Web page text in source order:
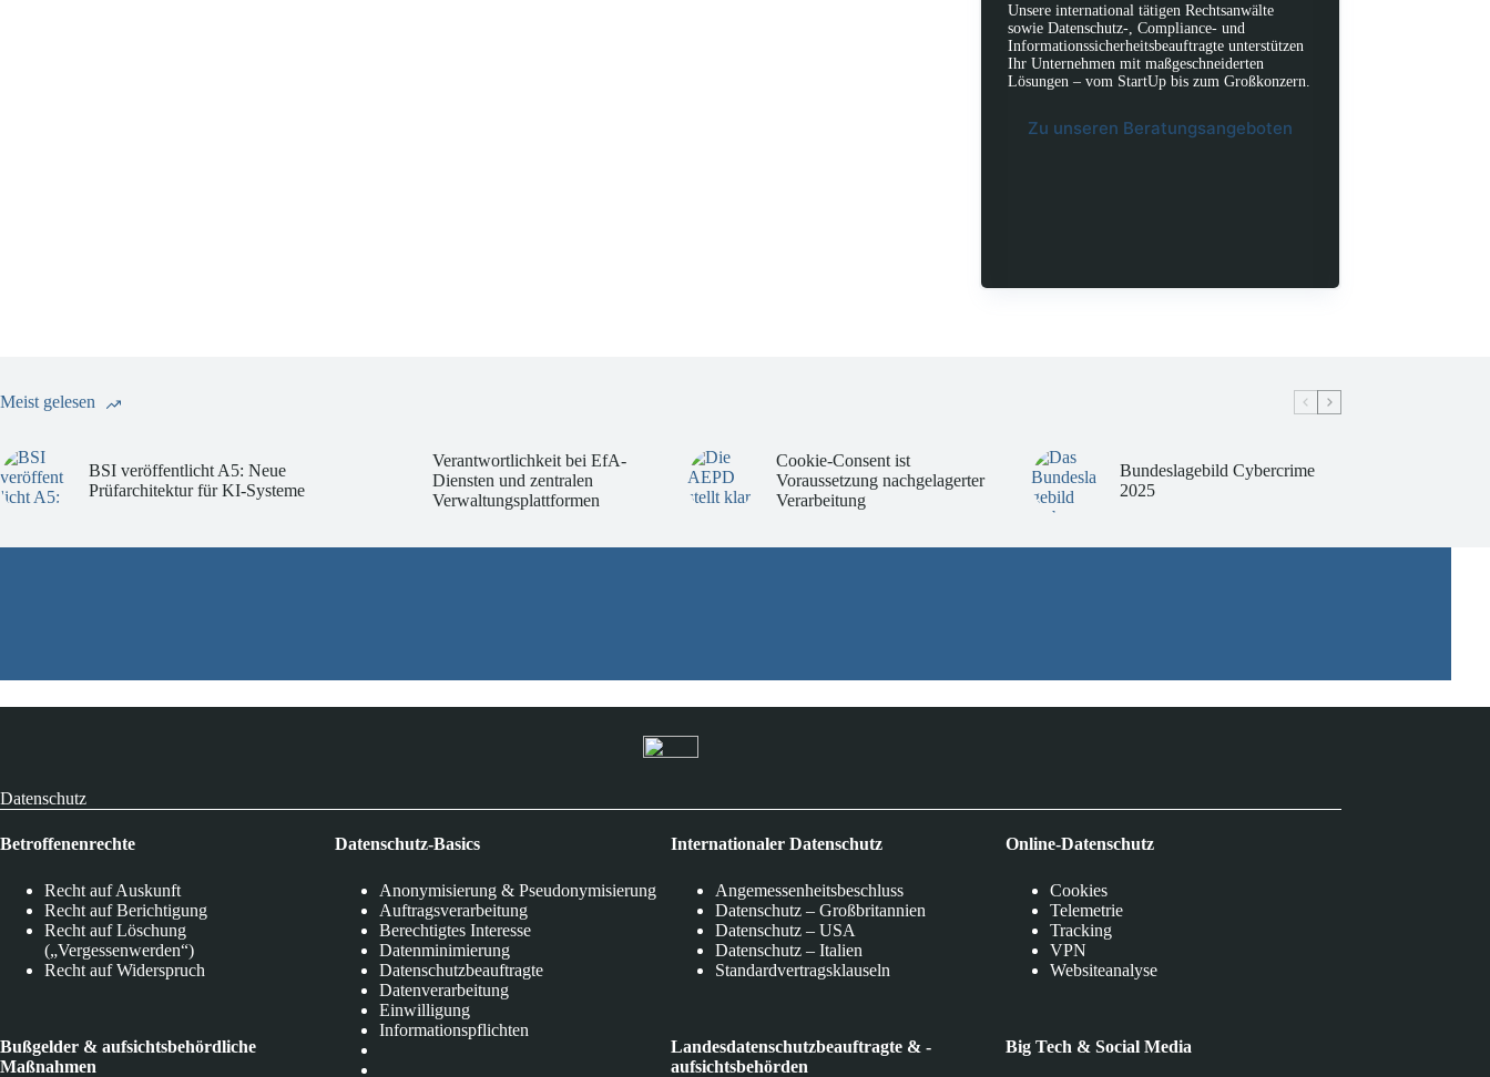
Unsere international tätigen Rechtsanwälte
sowie Datenschutz-, Compliance- und
Informationssicherheitsbeauftragte unterstützen
Ihr Unternehmen mit maßgeschneiderten
Lösungen – vom StartUp bis zum Großkonzern.
Zu unseren Beratungsangeboten
Meist gelesen
BSI veröffentlicht A5: Neue
Prüfarchitektur für KI-Systeme
Verantwortlichkeit bei EfA-
Diensten und zentralen
Verwaltungsplattformen
Cookie-Consent ist
Voraussetzung nachgelagerter
Verarbeitung
Bundeslagebild Cybercrime
2025
Datenschutz
Betroffenenrechte
Recht auf Auskunft
Recht auf Berichtigung
Recht auf Löschung
(„Vergessenwerden“)
Recht auf Widerspruch
Bußgelder & aufsichtsbehördliche
Maßnahmen
Datenschutz-Basics
Anonymisierung & Pseudonymisierung
Auftragsverarbeitung
Berechtigtes Interesse
Datenminimierung
Datenschutzbeauftragte
Datenverarbeitung
Einwilligung
Informationspflichten
Internationaler Datenschutz
Angemessenheitsbeschluss
Datenschutz – Großbritannien
Datenschutz – USA
Datenschutz – Italien
Standardvertragsklauseln
Landesdatenschutzbeauftragte & -
aufsichtsbehörden
Online-Datenschutz
Cookies
Telemetrie
Tracking
VPN
Websiteanalyse
Big Tech & Social Media